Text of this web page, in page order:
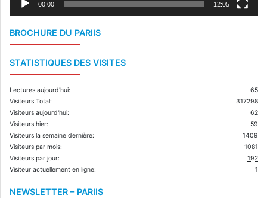
00:00 12:05
BROCHURE DU PARIIS
STATISTIQUES DES VISITES
65
Lectures aujourd'hui:
317298
Visiteurs Total:
62
Visiteurs aujourd'hui:
59
Visiteurs hier:
1409
Visiteurs la semaine dernière:
1081
Visiteurs par mois:
192
Visiteurs par jour:
1
Visiteur actuellement en ligne:
NEWSLETTER – PARIIS